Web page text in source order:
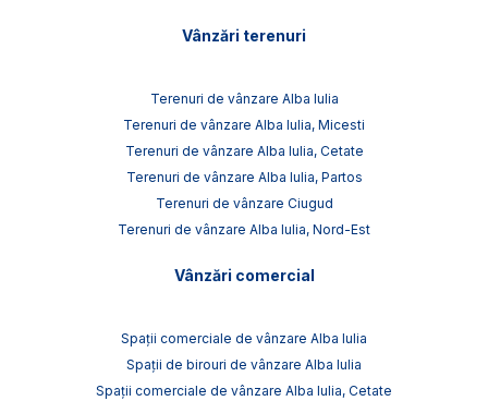
Vânzări terenuri
Terenuri de vânzare Alba Iulia
Terenuri de vânzare Alba Iulia, Micesti
Terenuri de vânzare Alba Iulia, Cetate
Terenuri de vânzare Alba Iulia, Partos
Terenuri de vânzare Ciugud
Terenuri de vânzare Alba Iulia, Nord-Est
Vânzări comercial
Spații comerciale de vânzare Alba Iulia
Spații de birouri de vânzare Alba Iulia
Spații comerciale de vânzare Alba Iulia, Cetate